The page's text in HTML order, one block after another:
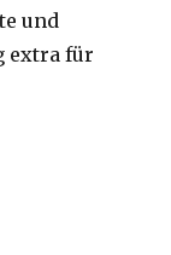
und
extra für
Eine